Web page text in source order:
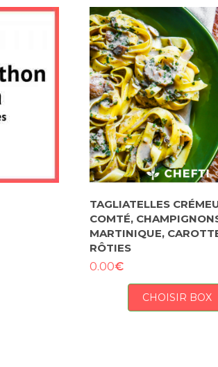
TAGLIATELLES
COMTÉ,
MARTINIQUE,
RÔTIES
0.00€
CHOISIR BOX